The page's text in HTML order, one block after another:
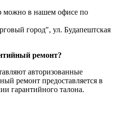
можно в нашем офисе по
город", ул. Будапештская
ремонт?
авторизованные
ремонт предоставляется в
гарантийного талона.